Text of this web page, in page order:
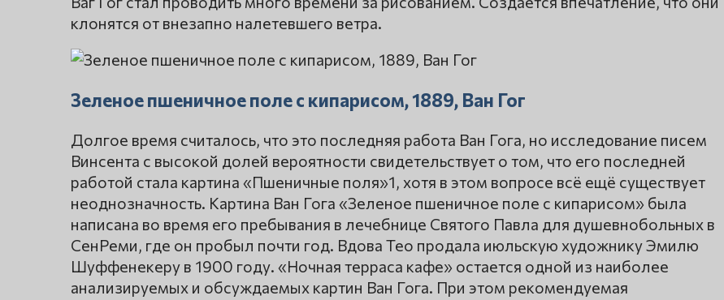
клонятся от внезапно налетевшего ветра.
Зеленое пшеничное поле с кипарисом, 1889, Ван Гог
Долгое время считалось, что это последняя работа Ван Гога, но исследование писем
Винсента с высокой долей вероятности свидетельствует о том, что его последней
работой стала картина «Пшеничные поля»1, хотя в этом вопросе всё ещё существует
неоднозначность. Картина Ван Гога «Зеленое пшеничное поле с кипарисом» была
написана во время его пребывания в лечебнице Святого Павла для душевнобольных в
СенРеми, где он пробыл почти год. Вдова Тео продала июльскую художнику Эмилю
Шуффенекеру в 1900 году. «Ночная терраса кафе» остается одной из наиболее
анализируемых и обсуждаемых картин Ван Гога. При этом рекомендуемая